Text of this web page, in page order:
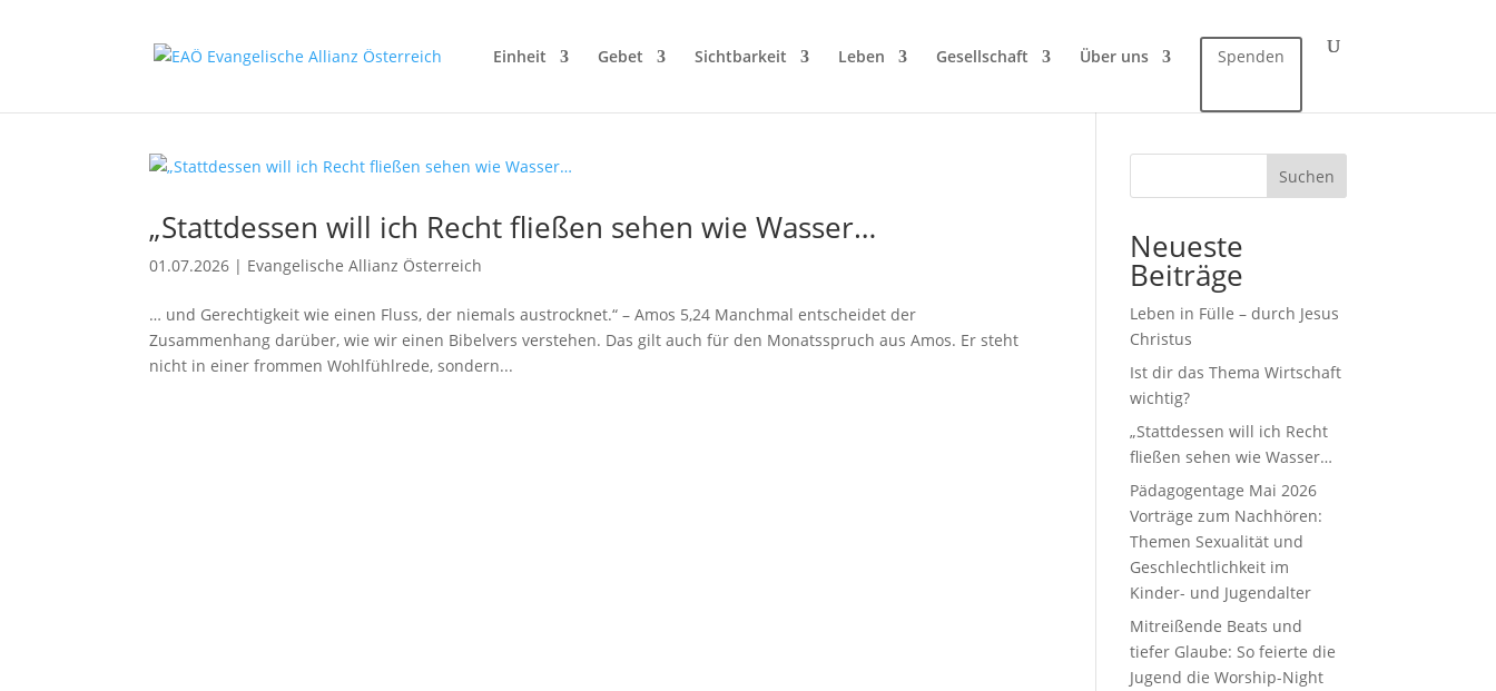
Einheit Gebet Sichtbarkeit Leben Gesellschaft Über uns Spenden
„Stattdessen will ich Recht fließen sehen wie Wasser…
01.07.2026 | Evangelische Allianz Österreich
… und Gerechtigkeit wie einen Fluss, der niemals austrocknet.“ – Amos 5,24 Manchmal entscheidet der
Zusammenhang darüber, wie wir einen Bibelvers verstehen. Das gilt auch für den Monatsspruch aus Amos. Er steht
nicht in einer frommen Wohlfühlrede, sondern...
Suchen
Neueste
Beiträge
Leben in Fülle – durch Jesus
Christus
Ist dir das Thema Wirtschaft
wichtig?
„Stattdessen will ich Recht
fließen sehen wie Wasser…
Pädagogentage Mai 2026
Vorträge zum Nachhören:
Themen Sexualität und
Geschlechtlichkeit im
Kinder- und Jugendalter
Mitreißende Beats und
tiefer Glaube: So feierte die
Jugend die Worship-Night